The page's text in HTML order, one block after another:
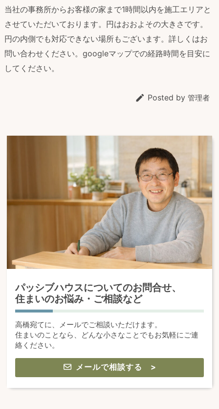
当社の事務所からお客様の家まで1時間以内を施工エリアと
させていただいております。円はおおよその大きさです。
円の内側でも対応できない場所もございます。詳しくはお
問い合わせください。googleマップでの経路時間を目安に
してください。
 Posted by 管理者
パッシブハウスについてのお問合せ、
住まいのお悩み・ご相談など
高橋宛てに、メールでご相談いただけます。
住まいのことなら、どんな小さなことでもお気軽にご連
絡ください。
メールで相談する >